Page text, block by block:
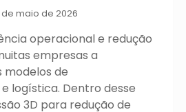
de maio de 2026
operacional e redução
empresas a
modelos de
logística. Dentro desse
3D para redução de